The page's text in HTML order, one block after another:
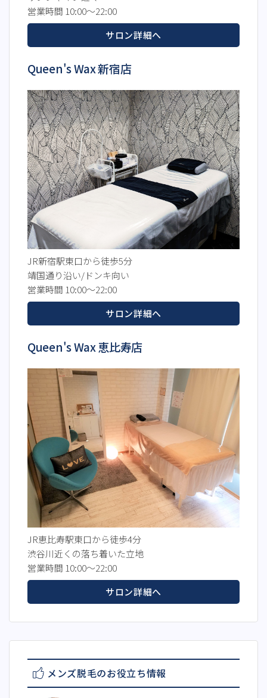
営業時間 10:00～22:00
サロン詳細へ
Queen's Wax 新宿店
JR新宿駅東口から徒歩5分
靖国通り沿い/ドンキ向い
営業時間 10:00～22:00
サロン詳細へ
Queen's Wax 恵比寿店
JR恵比寿駅東口から徒歩4分
渋谷川近くの落ち着いた立地
営業時間 10:00～22:00
サロン詳細へ
メンズ脱毛のお役立ち情報